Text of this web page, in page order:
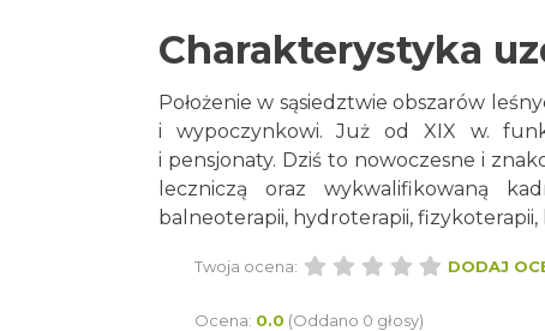
Charakterystyka
Położenie w sąsiedztwie obszarów
i wypoczynkowi. Już od XIX w.
i pensjonaty. Dziś to nowoczesne i
leczniczą oraz wykwalifikowaną
balneoterapii, hydroterapii, fizykoterapii,
Twoja ocena: DODAJ
Ocena: 0.0 (Oddano 0 głosy)